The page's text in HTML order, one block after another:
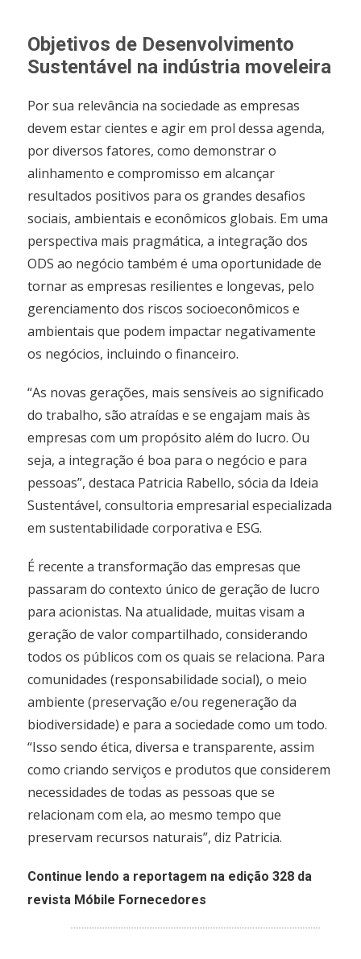
Objetivos de Desenvolvimento
Sustentável na indústria moveleira
Por sua relevância na sociedade as empresas
devem estar cientes e agir em prol dessa agenda,
por diversos fatores, como demonstrar o
alinhamento e compromisso em alcançar
resultados positivos para os grandes desafios
sociais, ambientais e econômicos globais. Em uma
perspectiva mais pragmática, a integração dos
ODS ao negócio também é uma oportunidade de
tornar as empresas resilientes e longevas, pelo
gerenciamento dos riscos socioeconômicos e
ambientais que podem impactar negativamente
os negócios, incluindo o financeiro.
“As novas gerações, mais sensíveis ao significado
do trabalho, são atraídas e se engajam mais às
empresas com um propósito além do lucro. Ou
seja, a integração é boa para o negócio e para
pessoas”, destaca Patricia Rabello, sócia da Ideia
Sustentável, consultoria empresarial especializada
em sustentabilidade corporativa e ESG.
É recente a transformação das empresas que
passaram do contexto único de geração de lucro
para acionistas. Na atualidade, muitas visam a
geração de valor compartilhado, considerando
todos os públicos com os quais se relaciona. Para
comunidades (responsabilidade social), o meio
ambiente (preservação e/ou regeneração da
biodiversidade) e para a sociedade como um todo.
“Isso sendo ética, diversa e transparente, assim
como criando serviços e produtos que considerem
necessidades de todas as pessoas que se
relacionam com ela, ao mesmo tempo que
preservam recursos naturais”, diz Patricia.
Continue lendo a reportagem na edição 328 da
revista Móbile Fornecedores